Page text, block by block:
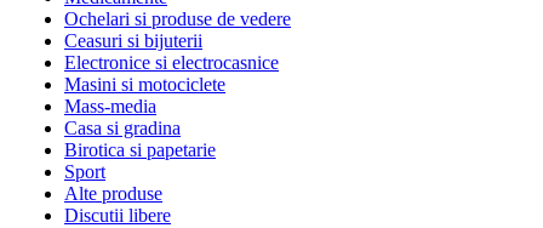
Ochelari si produse de vedere
Ceasuri si bijuterii
Electronice si electrocasnice
Masini si motociclete
Mass-media
Casa si gradina
Birotica si papetarie
Sport
Alte produse
Discutii libere